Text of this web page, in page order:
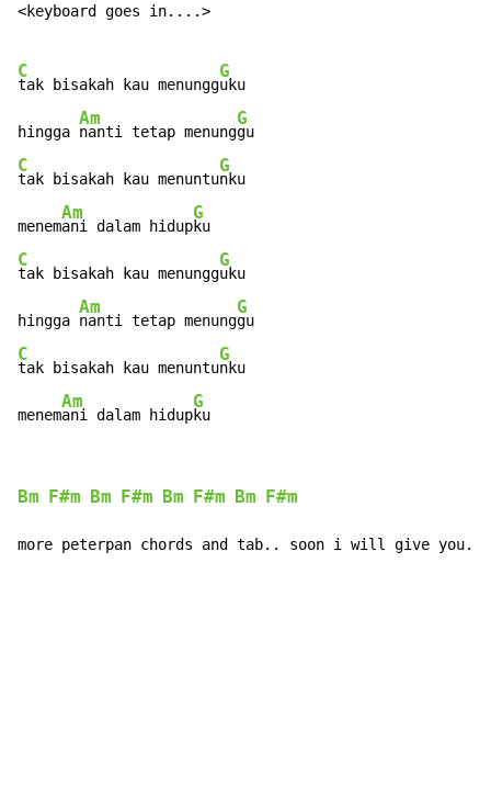
<keyboard goes in....>
C
tak bisakah kau menungg
G
uku
hingga
Am
nanti tetap menung
G
C
tak bisakah kau menuntu
G
nku
menem
Am
ani dalam hidup
G
C
tak bisakah kau menungg
G
uku
hingga
Am
nanti tetap menung
G
C
tak bisakah kau menuntu
G
nku
menem
Am
ani dalam hidup
G
ku
Bm F#m Bm F#m Bm F#m Bm F#m
more peterpan chords and tab.. soon i will give